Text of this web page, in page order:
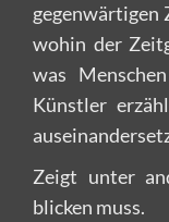
gegenwärtigen
wohin der
was
Künstler
Zeigt unter
blicken muss.